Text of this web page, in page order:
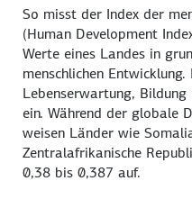
So misst der Index der
(Human Development
Werte eines Landes in
menschlichen
Lebenserwartung,
ein. Während der globale
weisen Länder wie
Zentralafrikanische
0,38 bis 0,387 auf.